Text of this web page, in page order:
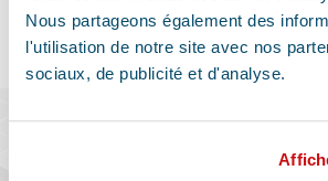
Nous partageons également des
l'utilisation de notre site avec nos
sociaux, de publicité et d'analyse.